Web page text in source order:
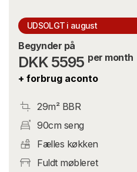
UDSOLGT i august
Begynder på
DKK 5595 per month
+ forbrug aconto
29m² BBR
90cm seng
Fælles køkken
Fuldt møbleret